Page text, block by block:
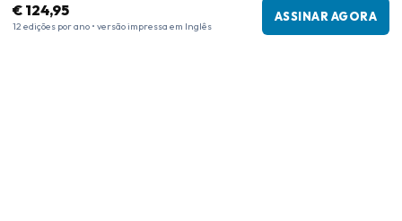
€ 124,95
12 edições por ano • versão impressa em Inglês
ASSINAR AGORA
Procedimento de Reclamações